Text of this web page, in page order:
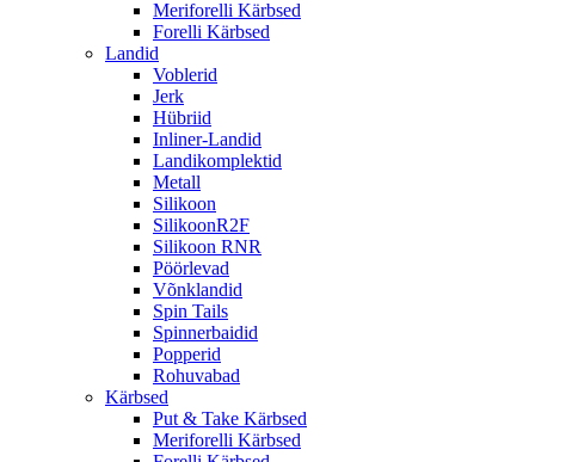
Meriforelli Kärbsed
Forelli Kärbsed
Landid
Voblerid
Jerk
Hübriid
Inliner-Landid
Landikomplektid
Metall
Silikoon
SilikoonR2F
Silikoon RNR
Pöörlevad
Võnklandid
Spin Tails
Spinnerbaidid
Popperid
Rohuvabad
Kärbsed
Put & Take Kärbsed
Meriforelli Kärbsed